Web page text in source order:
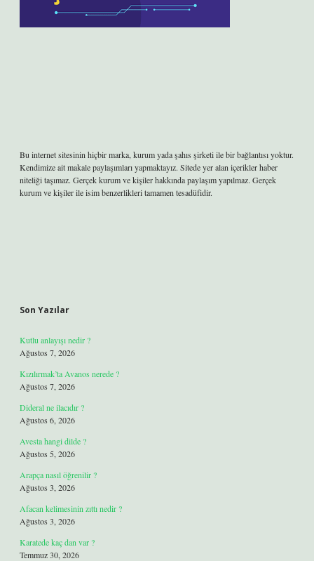
Bu internet sitesinin hiçbir marka, kurum yada şahıs şirketi ile bir bağlantısı yoktur.
Kendimize ait makale paylaşımları yapmaktayız. Sitede yer alan içerikler haber
niteliği taşımaz. Gerçek kurum ve kişiler hakkında paylaşım yapılmaz. Gerçek
kurum ve kişiler ile isim benzerlikleri tamamen tesadüfidir.
Son Yazılar
Kutlu anlayışı nedir ?
Ağustos 7, 2026
Kızılırmak’ta Avanos nerede ?
Ağustos 7, 2026
Dideral ne ilacıdır ?
Ağustos 6, 2026
Avesta hangi dilde ?
Ağustos 5, 2026
Arapça nasıl öğrenilir ?
Ağustos 3, 2026
Afacan kelimesinin zıttı nedir ?
Ağustos 3, 2026
Karatede kaç dan var ?
Temmuz 30, 2026